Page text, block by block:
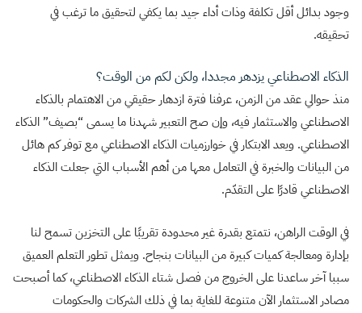
وجود بدائل أقل تكلفة وذات أداء جيد بما يكفي لتحقيق ما ترغب في
تحقيقه.
الذكاء الاصطناعي يزدهر مجددا، ولكن لكم من الوقت؟
منذ حوالي عقد من الزمن، عرفنا فترة ازدهار حقيقي من الاهتمام بالذكاء
الاصطناعي والاستثمار فيه، وإن صح التعبير شهدنا ما يسمى “بصيف” الذكاء
الاصطناعي. ويعد الابتكار في خوارزميات الذكاء الاصطناعي مع توفر كم هائل
من البيانات والخبرة في التعامل معها من أهم الأسباب التي جعلت الذكاء
الاصطناعي قادرًا على التقدّم.
في الوقت الراهن، نتمتع بقدرة غير محدودة تقريبًا على التخزين تسمح لنا
بإدارة ومعالجة كميات كبيرة من البيانات بنجاح. ويمثل تطور التعلم العميق
سببا آخر ساعدنا على الخروج من فصل شتاء الذكاء الاصطناعي، كما أصبحت
مصادر الاستثمار الآن متنوعة للغاية بما في ذلك الشركات والحكومات